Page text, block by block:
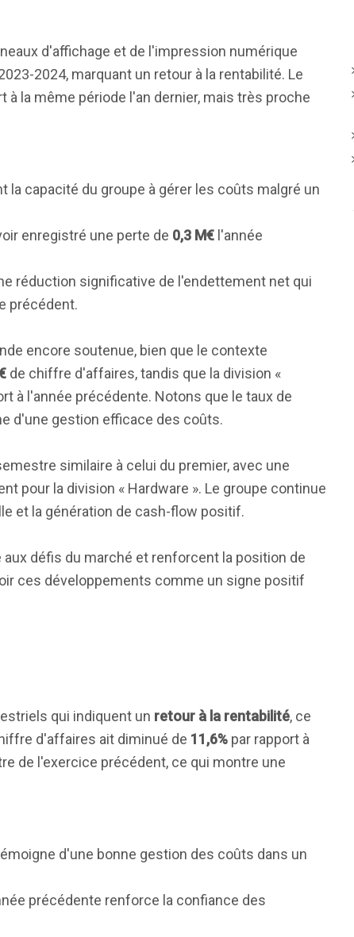
d'affichage et de l'impression numérique
2024, marquant un retour à la rentabilité. Le
à la même période l'an dernier, mais très proche
la capacité du groupe à gérer les coûts malgré un
enregistré une perte de 0,3 M€ l'année
réduction significative de l'endettement net qui
précédent.
encore soutenue, bien que le contexte
de chiffre d'affaires, tandis que la division «
à l'année précédente. Notons que le taux de
d'une gestion efficace des coûts.
similaire à celui du premier, avec une
pour la division « Hardware ». Le groupe continue
et la génération de cash-flow positif.
défis du marché et renforcent la position de
ces développements comme un signe positif
qui indiquent un retour à la rentabilité, ce
d'affaires ait diminué de 11,6% par rapport à
de l'exercice précédent, ce qui montre une
d'une bonne gestion des coûts dans un
précédente renforce la confiance des